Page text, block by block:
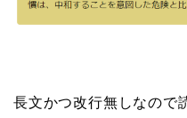
長文かつ改行無しなので